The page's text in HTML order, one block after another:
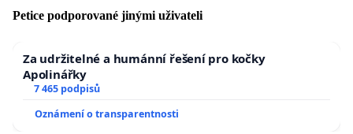
Petice podporované jinými uživateli
Za udržitelné a humánní řešení pro kočky
Apolinářky
7 465 podpisů
Oznámení o transparentnosti